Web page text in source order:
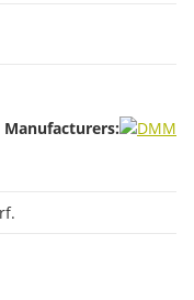
Manufacturers: